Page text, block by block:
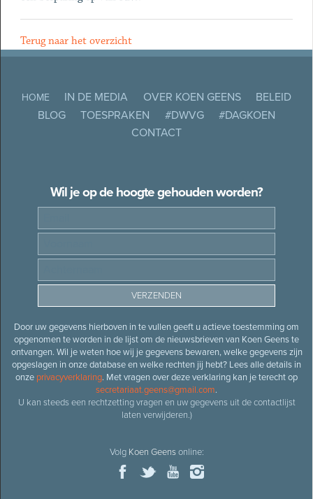
Terug naar het overzicht
HOME IN DE MEDIA OVER KOEN GEENS
BELEID
BLOG
TOESPRAKEN #DWVG
#DAGKOEN
CONTACT
Wil je op de hoogte gehouden worden?
Door uw gegevens hierboven in te vullen geeft u actieve toestemming om
opgenomen te worden in de lijst om de nieuwsbrieven van Koen Geens te
ontvangen. Wil je weten hoe wij je gegevens bewaren, welke gegevens zijn
opgeslagen in onze database en welke rechten jij hebt? Lees alle details in
onze privacyverklaring. Met vragen over deze verklaring kan je terecht op
secretariaat.geens@gmail.com.
U kan steeds een rechtzetting vragen en uw gegevens uit de contactlijst
laten verwijderen.)
Volg Koen Geensonline: